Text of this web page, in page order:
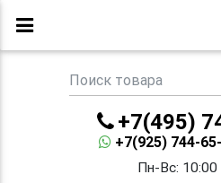
+7(495)
+7(925) 744-
Пн-Вс: 10:00